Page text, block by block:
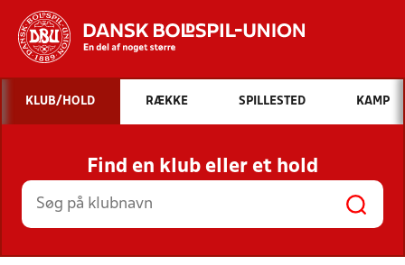
Hvad vil du søge efter?
INDHOLD OG NYHEDER
STILLINGER, RESULTATER, KLUBBER OG
HOLD
KLUB/HOLD RÆKKE SPILLESTED KAMP
Find en klub eller et hold